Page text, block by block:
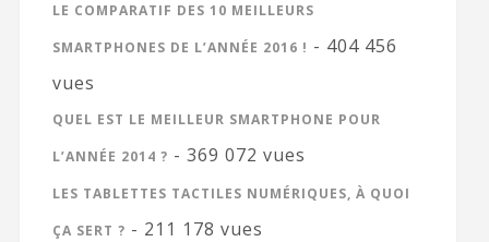
LE COMPARATIF DES 10 MEILLEURS
SMARTPHONES DE L’ANNÉE 2016 ! - 404 456
vues
QUEL EST LE MEILLEUR SMARTPHONE POUR
L’ANNÉE 2014 ? - 369 072 vues
LES TABLETTES TACTILES NUMÉRIQUES, À QUOI
ÇA SERT ? - 211 178 vues